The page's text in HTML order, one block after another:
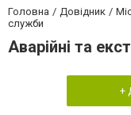
Головна Довідник
служби
Аварійні та
+